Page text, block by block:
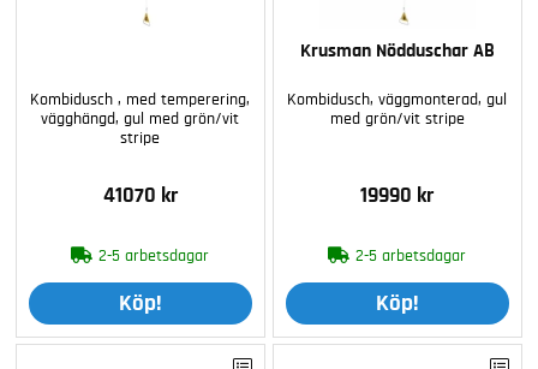
Kombidusch , med temperering,
vägghängd, gul med grön/vit
stripe
41070 kr
2-5 arbetsdagar
Köp!
Krusman Nödduschar AB
Kombidusch, väggmonterad, gul
med grön/vit stripe
19990 kr
2-5 arbetsdagar
Köp!